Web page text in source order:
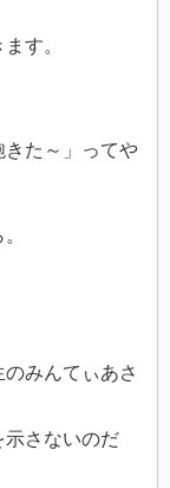
す。
きた～」ってや
みんてぃあさ
示さないのだ